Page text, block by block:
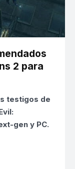
2 para
testigos de
gen y PC.